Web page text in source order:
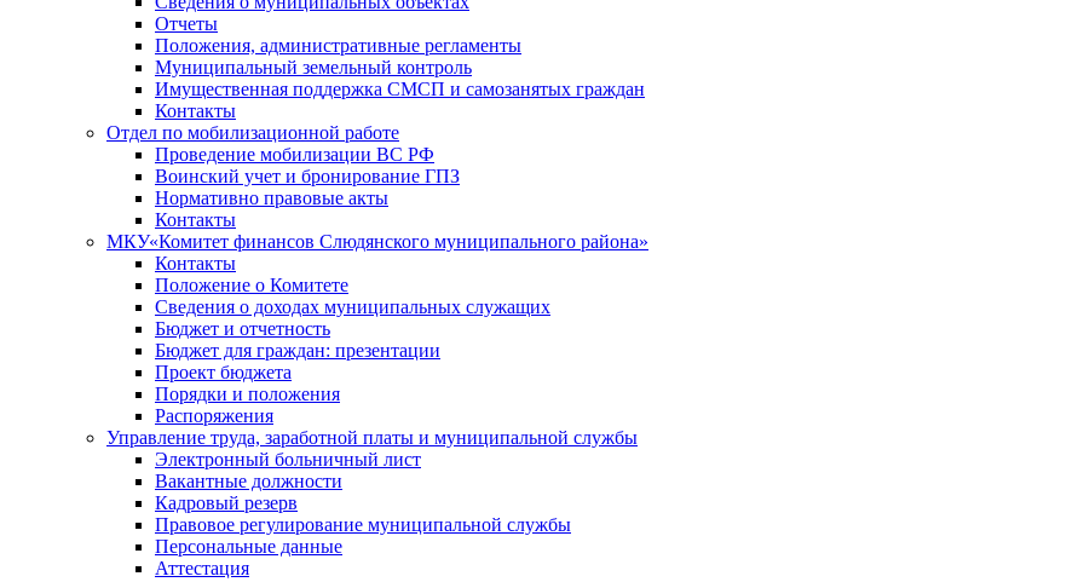
Отчеты
Положения, административные регламенты
Муниципальный земельный контроль
Имущественная поддержка СМСП и самозанятых граждан
Контакты
Отдел по мобилизационной работе
Проведение мобилизации ВС РФ
Воинский учет и бронирование ГПЗ
Нормативно правовые акты
Контакты
МКУ«Комитет финансов Слюдянского муниципального района»
Контакты
Положение о Комитете
Сведения о доходах муниципальных служащих
Бюджет и отчетность
Бюджет для граждан: презентации
Проект бюджета
Порядки и положения
Распоряжения
Управление труда, заработной платы и муниципальной службы
Электронный больничный лист
Вакантные должности
Кадровый резерв
Правовое регулирование муниципальной службы
Персональные данные
Аттестация